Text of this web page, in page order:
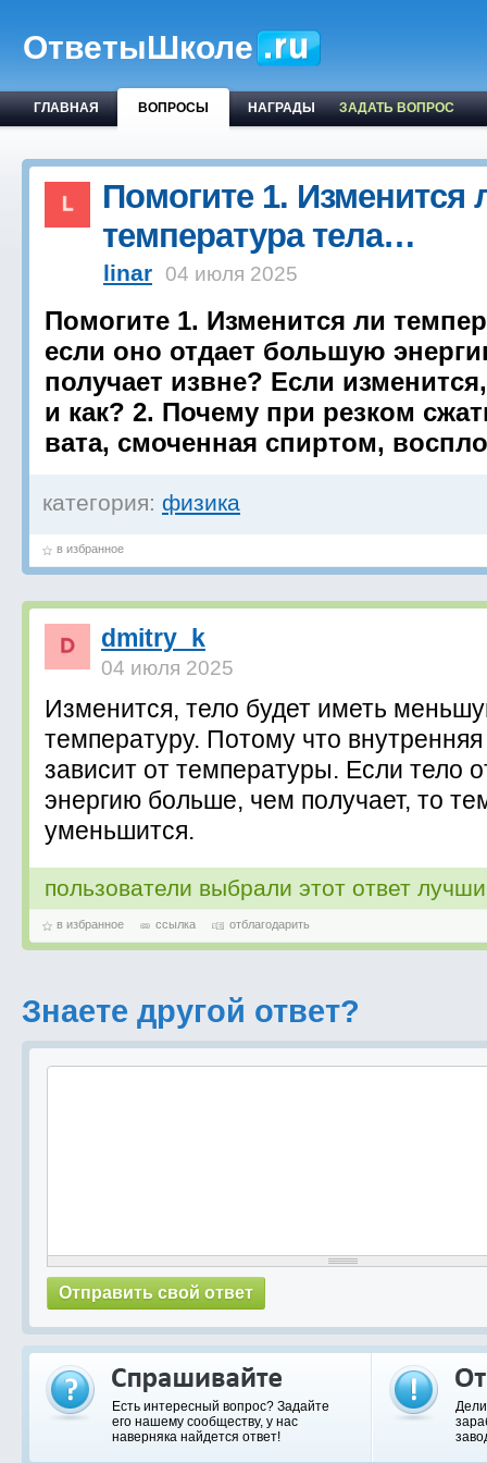
ОтветыШколе
ГЛАВНАЯ ВОПРОСЫ НАГРАДЫ ЗАДАТЬ ВОПРОС
Помогите 1. Изменится
температура тела…
linar 04 июля 2025
Помогите 1. Изменится ли
если оно отдает большую
получает извне? Если
и как? 2. Почему при резком
вата, смоченная спиртом,
категория: физика
в избранное
dmitry_k
04 июля 2025
Изменится, тело будет иметь
температуру. Потому что внутренняя
зависит от температуры. Если тело
энергию больше, чем получает, то
уменьшится.
пользователи выбрали этот ответ
в избранное ссылка отблагодарить
Знаете другой ответ?
Есть интересный вопрос? Задайте
его нашему сообществу, у нас
наверняка найдется ответ!